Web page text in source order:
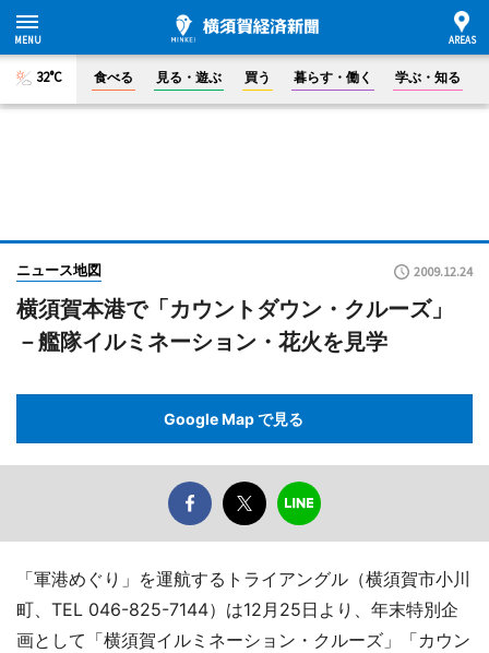
32°C 食べる 見る・遊ぶ 買う 暮らす・働く 学ぶ・知る
ニュース地図 2009.12.24
横須賀本港で「カウントダウン・クルーズ」
－艦隊イルミネーション・花火を見学
Google Map で見る
「軍港めぐり」を運航するトライアングル（横須賀市小川
町、TEL 046-825-7144）は12月25日より、年末特別企
画として「横須賀イルミネーション・クルーズ」「カウン